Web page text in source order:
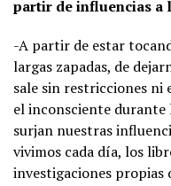
partir de influencias a
-A partir de estar
largas zapadas, de
sale sin restricciones ni
el inconsciente durante
surjan nuestras
vivimos cada día, los
investigaciones propias